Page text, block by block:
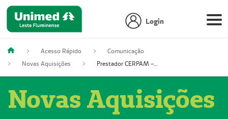
Login
Acesso Rápido
Comunicação
Novas Aquisições
Prestador CERPAM – Centro de Reabilitação S/S Ltda-ME (52004274-8)
Novas Aquisições